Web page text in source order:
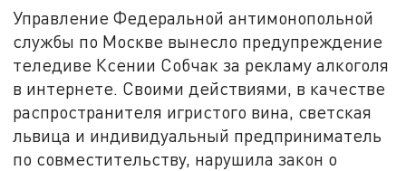
Управление Федеральной антимонопольной
службы по Москве вынесло предупреждение
теледиве Ксении Собчак за рекламу алкоголя
в интернете. Своими действиями, в качестве
распространителя игристого вина, светская
львица и индивидуальный предприниматель
по совместительству, нарушила закон о